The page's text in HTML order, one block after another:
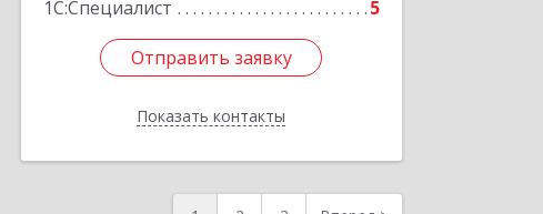
1С:Специалист
5
Отправить заявку
Показать контакты
Отправить заявку
Назад